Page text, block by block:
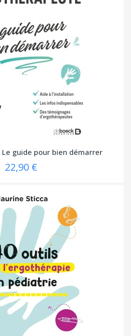
guide pour bien démarrer
22,90 €